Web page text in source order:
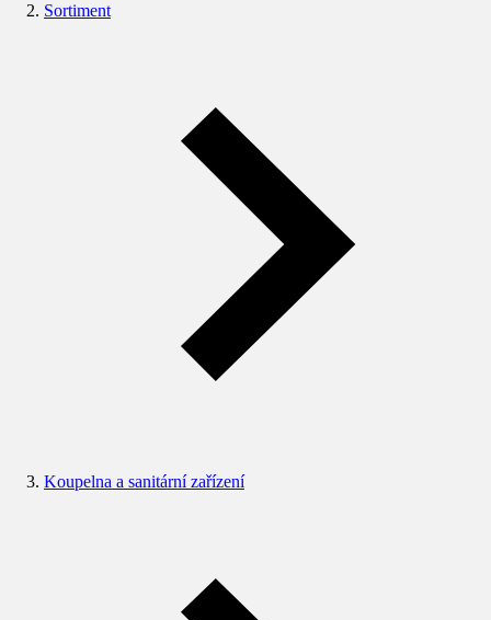
Sortiment
Koupelna a sanitární zařízení